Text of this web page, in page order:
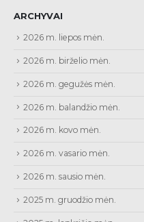
ARCHYVAI
2026 m. liepos mėn.
2026 m. birželio mėn.
2026 m. gegužės mėn.
2026 m. balandžio mėn.
2026 m. kovo mėn.
2026 m. vasario mėn.
2026 m. sausio mėn.
2025 m. gruodžio mėn.